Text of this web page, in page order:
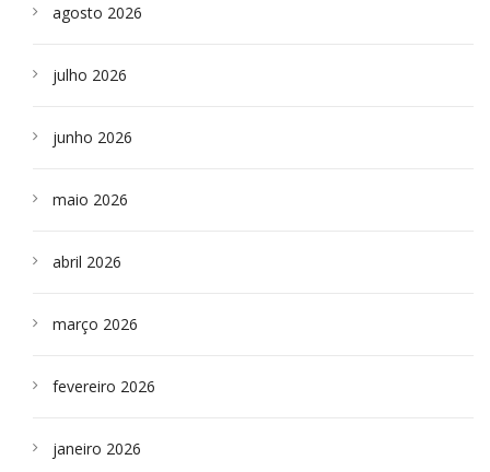
agosto 2026
julho 2026
junho 2026
maio 2026
abril 2026
março 2026
fevereiro 2026
janeiro 2026